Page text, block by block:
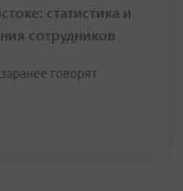
статистика и
сотрудников
говорят